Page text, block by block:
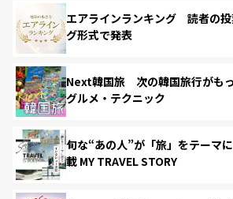
エアラインランキング 読者の
グ形式で発表
Next韓国旅 次の韓国旅行がも
グルメ・テクニック
旬な“あの人”が「旅」をテーマ
載 MY TRAVEL STORY